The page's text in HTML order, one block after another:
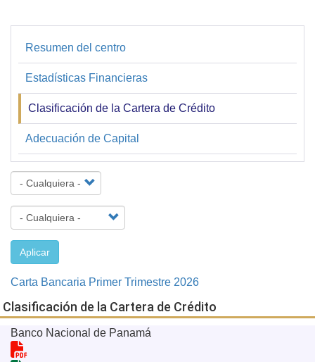
Financiera
y
Estadística
Resumen del centro
Estadísticas Financieras
Clasificación de la Cartera de Crédito
Adecuación de Capital
Aplicar
Carta Bancaria Primer Trimestre 2026
Clasificación de la Cartera de Crédito
Banco Nacional de Panamá